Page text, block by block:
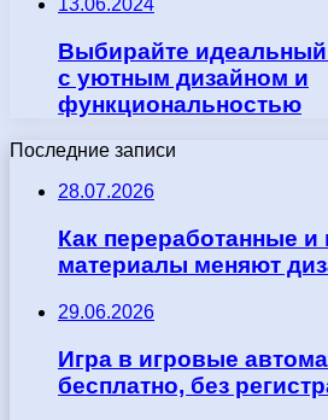
13.06.2024
Выбирайте
с уютным дизайном и
функциональностью
Последние записи
28.07.2026
Как переработанные
материалы меняют
29.06.2026
Игра в игровые
бесплатно, без